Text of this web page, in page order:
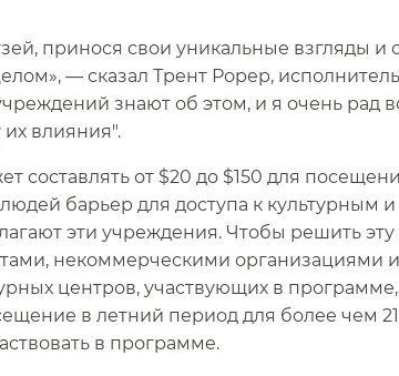
принося свои уникальные взгляды и
— сказал Трент Рорер,
знают об этом, и я очень рад
влияния".​​
составлять от $20 до $150 для
барьер для доступа к культурным и
эти учреждения. Чтобы решить
некоммерческими организациями
центров, участвующих в
в летний период для более чем
в программе.​​